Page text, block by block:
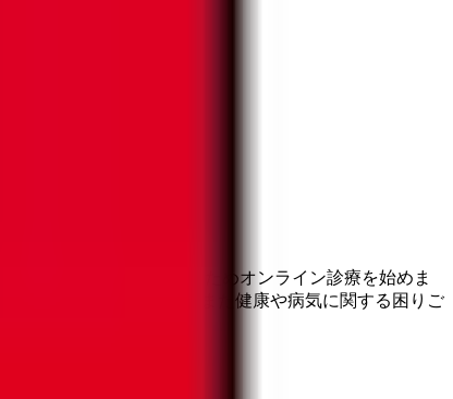
さんの負担を軽減するためオンライン診療を始めま
気軽にご相談下さい。また健康や病気に関する困りご